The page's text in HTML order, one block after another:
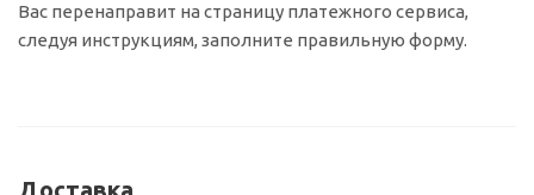
Вас перенаправит на страницу платежного сервиса,
следуя инструкциям, заполните правильную форму.